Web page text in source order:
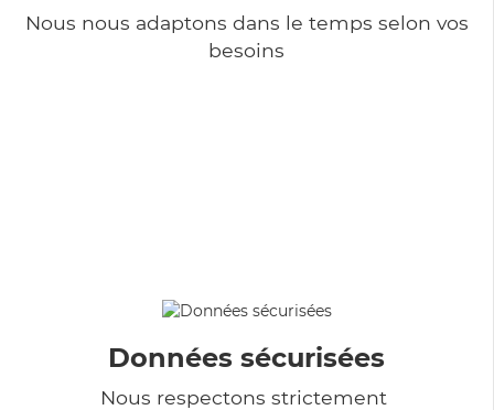
Nous nous adaptons dans le temps selon vos
besoins
Données sécurisées
Nous respectons strictement